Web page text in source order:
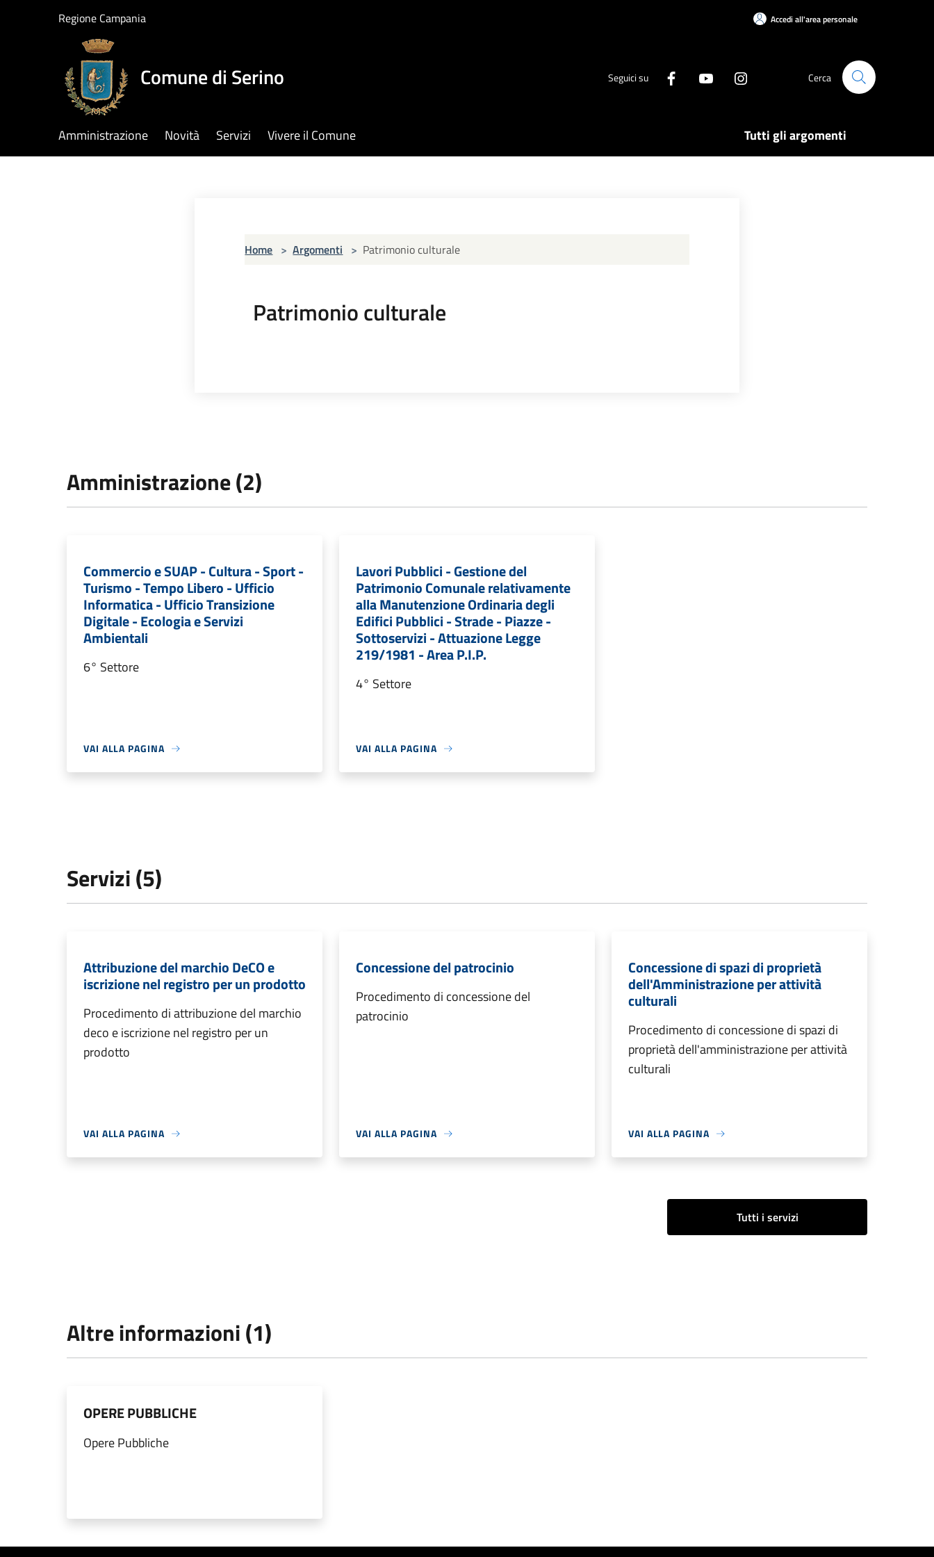
Regione Campania Accedi all'area personale
Comune di Serino Seguici su Cerca
Amministrazione Novità Servizi Vivere il Comune Tutti gli argomenti
Home > Argomenti > Patrimonio culturale
Patrimonio culturale
Amministrazione (2)
Commercio e SUAP - Cultura - Sport -
Turismo - Tempo Libero - Ufficio
Informatica - Ufficio Transizione
Digitale - Ecologia e Servizi
Ambientali
6° Settore
VAI ALLA PAGINA
Lavori Pubblici - Gestione del
Patrimonio Comunale relativamente
alla Manutenzione Ordinaria degli
Edifici Pubblici - Strade - Piazze -
Sottoservizi - Attuazione Legge
219/1981 - Area P.I.P.
4° Settore
VAI ALLA PAGINA
Servizi (5)
Attribuzione del marchio DeCO e
iscrizione nel registro per un prodotto
Procedimento di attribuzione del marchio
deco e iscrizione nel registro per un
prodotto
VAI ALLA PAGINA
Concessione del patrocinio
Procedimento di concessione del
patrocinio
VAI ALLA PAGINA
Concessione di spazi di proprietà
dell'Amministrazione per attività
culturali
Procedimento di concessione di spazi di
proprietà dell'amministrazione per attività
culturali
VAI ALLA PAGINA
Tutti i servizi
Altre informazioni (1)
OPERE PUBBLICHE
Opere Pubbliche